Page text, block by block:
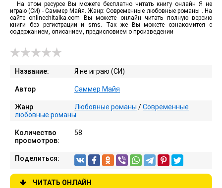
На этом ресурсе Вы можете бесплатно читать книгу онлайн Я не
играю (СИ) - Саммер Майя. Жанр: Современные любовные романы . На
сайте onlinechitalka.com Вы можете онлайн читать полную версию
книги без регистрации и sms. Так же Вы можете ознакомится с
содержанием, описанием, предисловием о произведении
Название: Я не играю (СИ)
Автор Саммер Майя
Жанр Любовные романы /Современные
любовные романы
Количество
просмотров:
58
Поделиться:
ЧИТАТЬ ОНЛАЙН